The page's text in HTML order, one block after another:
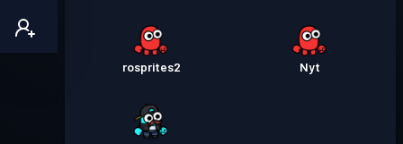
rosprites2 Nyt